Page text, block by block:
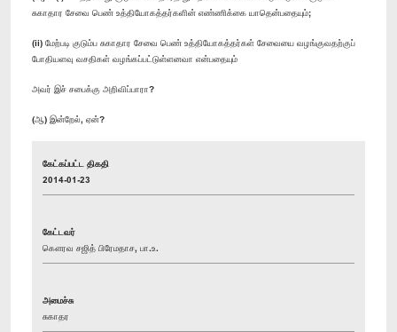
சுகாதார சேவை பெண் உத்தியோகத்தர்களின் எண்ணிக்கை யாதென்பதையும்;
(ii) மேற்படி குடும்ப சுகாதார சேவை பெண் உத்தியோகத்தர்கள் சேவையை வழங்குவதற்குப்
போதியளவு வசதிகள் வழங்கப்பட்டுள்ளனவா என்பதையும்
அவர் இச் சபைக்கு அறிவிப்பாரா?
(ஆ) இன்றேல், ஏன்?
கேட்கப்பட்ட திகதி
2014-01-23
கேட்டவர்
கௌரவ சஜித் பிரேமதாச, பா.உ.
அமைச்சு
சுகாதர